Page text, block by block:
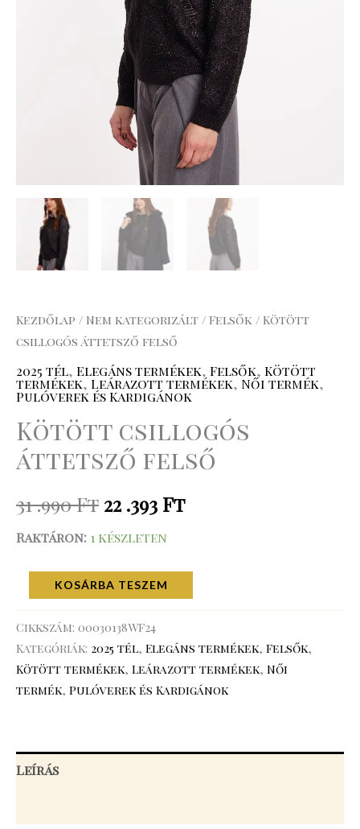
Kezdőlap / Nem kategorizált / Felsők / Kötött
csillogós áttetsző felső
2025 tél, Elegáns termékek, Felsők, Kötött
termékek, Leárazott termékek, Női termék,
Pulóverek és Kardigánok
Kötött csillogós
áttetsző felső
31 .990Ft 22 .393 Ft
Raktáron: 1 készleten
KOSÁRBA TESZEM
Cikkszám: 00030138WF24
Kategóriák: 2025 tél, Elegáns termékek, Felsők,
Kötött termékek, Leárazott termékek, Női
termék, Pulóverek és Kardigánok
Leírás